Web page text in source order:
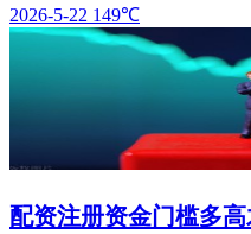
2026-5-22 149℃
配资注册资金门槛多